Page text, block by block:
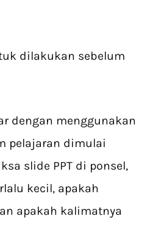
dilakukan sebelum
dengan menggunakan
pelajaran dimulai
slide PPT di ponsel,
kecil, apakah
apakah kalimatnya